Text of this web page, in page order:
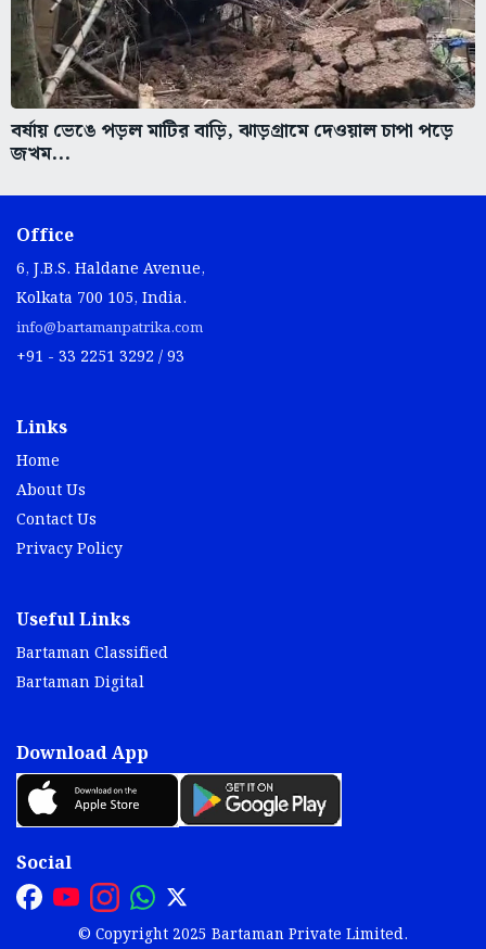
বর্ষায় ভেঙে পড়ল মাটির বাড়ি, ঝাড়গ্রামে দেওয়াল চাপা পড়ে
জখম...
Office
6, J.B.S. Haldane Avenue,
Kolkata 700 105, India.
info@bartamanpatrika.com
+91 - 33 2251 3292 / 93
Links
Home
About Us
Contact Us
Privacy Policy
Useful Links
Bartaman Classified
Bartaman Digital
Download App
Social
© Copyright 2025 Bartaman Private Limited.